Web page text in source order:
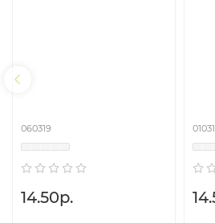
060319
14.50р.